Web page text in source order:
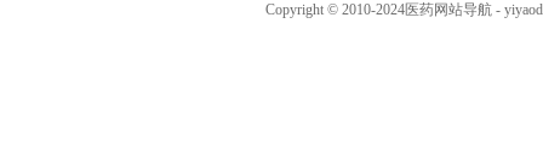
Copyright © 2010-2024医药网站导航-